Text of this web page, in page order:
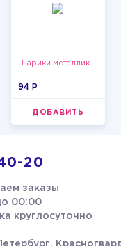
Шарики металлик
94 P
ДОБАВИТЬ
20
заказы
00:00
круглосуточно